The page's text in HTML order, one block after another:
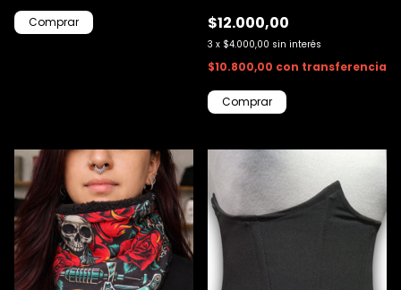
$12.000,00
3 x $4.000,00 sin interés
$10.800,00 con transferencia